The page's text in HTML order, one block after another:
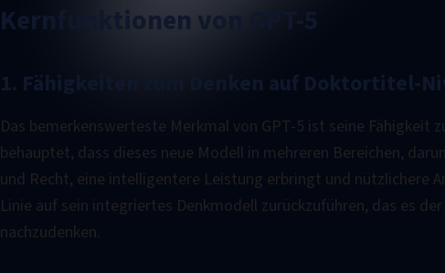
Kernfunktionen von GPT-5
1. Fähigkeiten zum Denken auf Doktortitel-
Das bemerkenswerteste Merkmal von GPT-5 ist seine Fähigkeit
behauptet, dass dieses neue Modell in mehreren Bereichen,
und Recht, eine intelligentere Leistung erbringt und nützlichere
Linie auf sein integriertes Denkmodell zurückzuführen, das es
nachzudenken.